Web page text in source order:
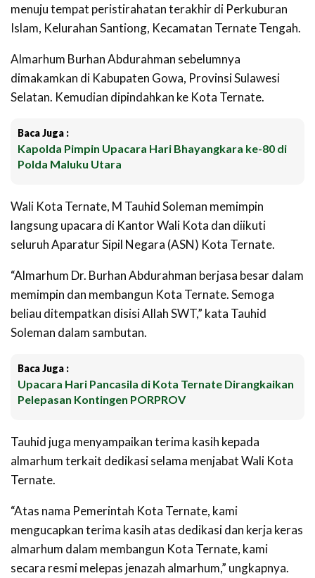
menuju tempat peristirahatan terakhir di Perkuburan
Islam, Kelurahan Santiong, Kecamatan Ternate Tengah.
Almarhum Burhan Abdurahman sebelumnya
dimakamkan di Kabupaten Gowa, Provinsi Sulawesi
Selatan. Kemudian dipindahkan ke Kota Ternate.
Baca Juga :
Kapolda Pimpin Upacara Hari Bhayangkara ke-80 di
Polda Maluku Utara
Wali Kota Ternate, M Tauhid Soleman memimpin
langsung upacara di Kantor Wali Kota dan diikuti
seluruh Aparatur Sipil Negara (ASN) Kota Ternate.
“Almarhum Dr. Burhan Abdurahman berjasa besar dalam
memimpin dan membangun Kota Ternate. Semoga
beliau ditempatkan disisi Allah SWT,” kata Tauhid
Soleman dalam sambutan.
Baca Juga :
Upacara Hari Pancasila di Kota Ternate Dirangkaikan
Pelepasan Kontingen PORPROV
Tauhid juga menyampaikan terima kasih kepada
almarhum terkait dedikasi selama menjabat Wali Kota
Ternate.
“Atas nama Pemerintah Kota Ternate, kami
mengucapkan terima kasih atas dedikasi dan kerja keras
almarhum dalam membangun Kota Ternate, kami
secara resmi melepas jenazah almarhum,” ungkapnya.